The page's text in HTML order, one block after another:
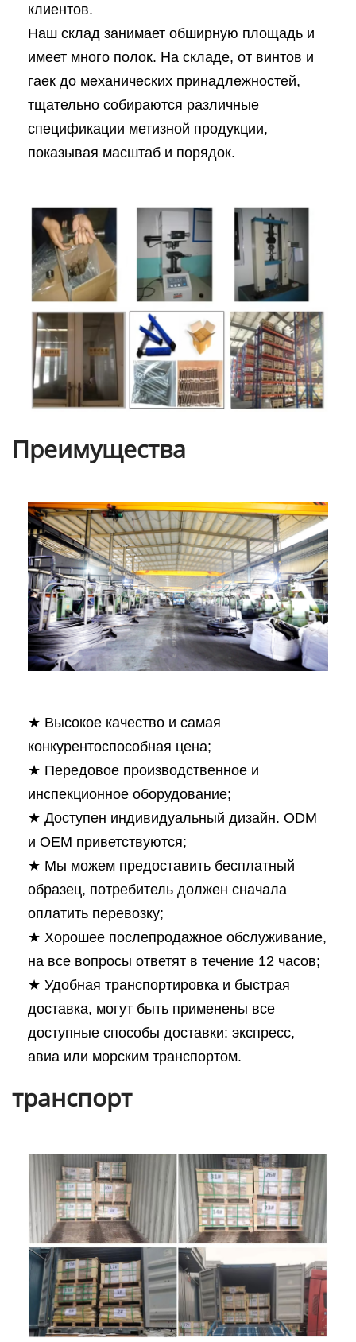
клиентов.
Наш склад занимает обширную площадь и
имеет много полок. На складе, от винтов и
гаек до механических принадлежностей,
тщательно собираются различные
спецификации метизной продукции,
показывая масштаб и порядок.
Преимущества
★ Высокое качество и самая
конкурентоспособная цена;
★ Передовое производственное и
инспекционное оборудование;
★ Доступен индивидуальный дизайн. ODM
и OEM приветствуются;
★ Мы можем предоставить бесплатный
образец, потребитель должен сначала
оплатить перевозку;
★ Хорошее послепродажное обслуживание,
на все вопросы ответят в течение 12 часов;
★ Удобная транспортировка и быстрая
доставка, могут быть применены все
доступные способы доставки: экспресс,
авиа или морским транспортом.
транспорт